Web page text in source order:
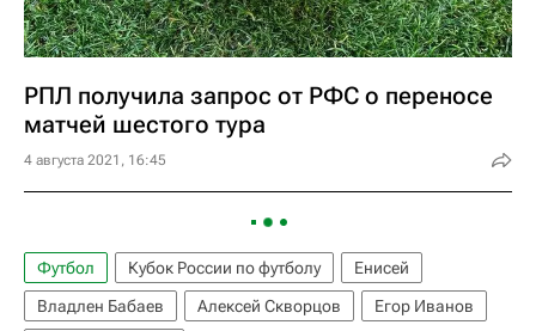
РПЛ получила запрос от РФС о переносе
матчей шестого тура
4 августа 2021, 16:45
Футбол Кубок России по футболу
Енисей
Владлен Бабаев
Алексей Скворцов
Егор Иванов